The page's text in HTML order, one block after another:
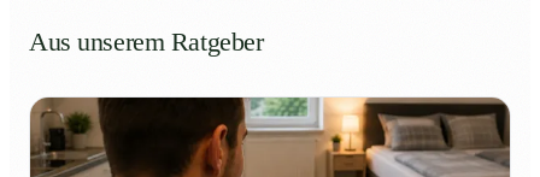
Aus unserem Ratgeber